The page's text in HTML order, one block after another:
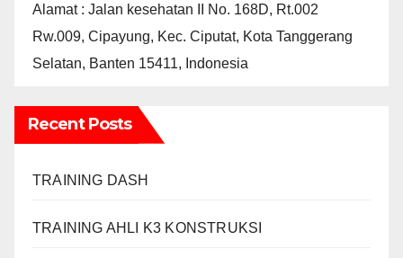
Alamat : Jalan kesehatan II No. 168D, Rt.002
Rw.009, Cipayung, Kec. Ciputat, Kota Tanggerang
Selatan, Banten 15411, Indonesia
Recent Posts
TRAINING DASH
TRAINING AHLI K3 KONSTRUKSI